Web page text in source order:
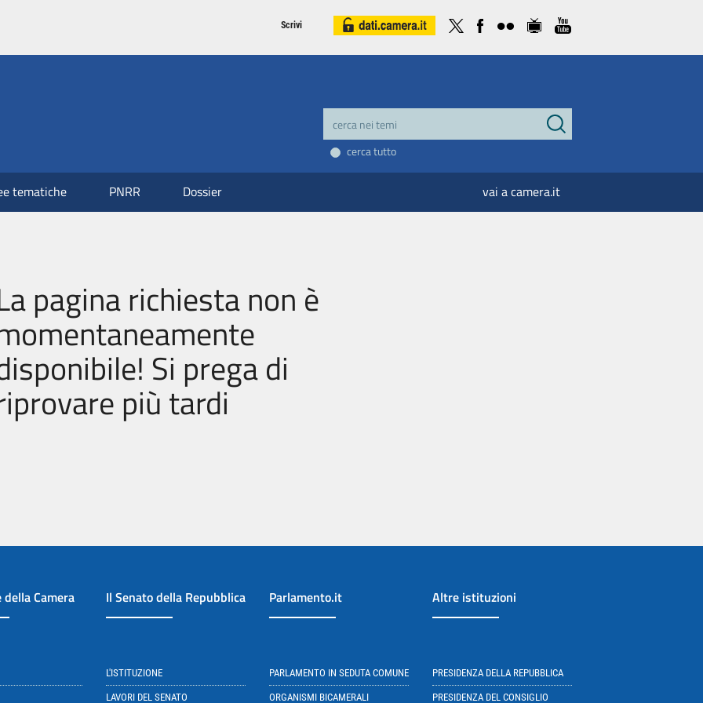
Scrivi
cerca tutto
tematiche PNRR Dossier vai a camera.it
pagina richiesta non è
Si prega di
più tardi
Camera Il Senato della Repubblica
L'ISTITUZIONE
LAVORI DEL SENATO
Parlamento.it
PARLAMENTO IN SEDUTA COMUNE
ORGANISMI BICAMERALI
Altre istituzioni
PRESIDENZA DELLA REPUBBLICA
PRESIDENZA DEL CONSIGLIO